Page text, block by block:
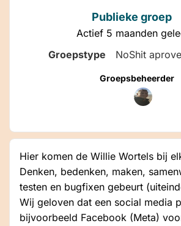
Publieke groep
Actief 5 maanden
Groepstype
NoShit
Groepsbeheerder
Hier komen de Willie Wortels bij
Denken, bedenken, maken,
testen en bugfixen gebeurt
Wij geloven dat een social media
bijvoorbeeld Facebook (Meta)